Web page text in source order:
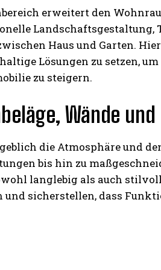
erweitert den
Landschaftsgestaltung,
Haus und Garten.
Lösungen zu setzen,
zu steigern.
Wände
die Atmosphäre und
bis hin zu
langlebig als auch
und sicherstellen, dass